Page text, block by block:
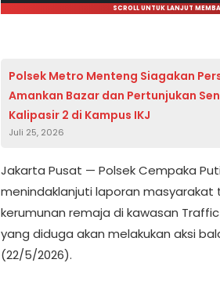
SCROLL UNTUK LANJUT
Polsek Metro Menteng Siagakan
Amankan Bazar dan Pertunjukan
Kalipasir 2 di Kampus IKJ
Juli 25, 2026
Jakarta Pusat — Polsek Cempaka
menindaklanjuti laporan masyarakat
kerumunan remaja di kawasan
yang diduga akan melakukan aksi
(22/5/2026).